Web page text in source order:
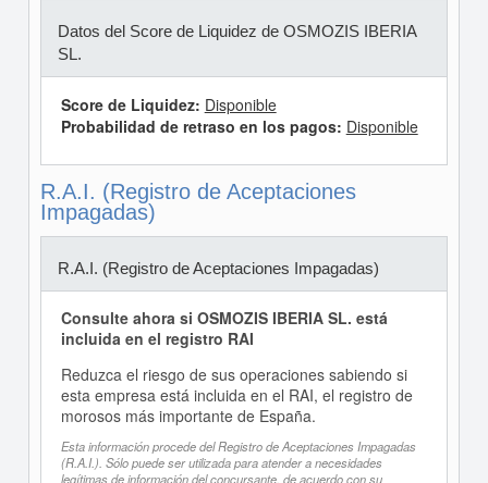
Datos del Score de Liquidez de OSMOZIS IBERIA
SL.
Score de Liquidez: Disponible
Probabilidad de retraso en los pagos: Disponible
R.A.I. (Registro de Aceptaciones
Impagadas)
R.A.I. (Registro de Aceptaciones Impagadas)
Consulte ahora si OSMOZIS IBERIA SL. está
incluida en el registro RAI
Reduzca el riesgo de sus operaciones sabiendo si
esta empresa está incluida en el RAI, el registro de
morosos más importante de España.
Esta información procede del Registro de Aceptaciones Impagadas
(R.A.I.). Sólo puede ser utilizada para atender a necesidades
legítimas de información del concursante, de acuerdo con su